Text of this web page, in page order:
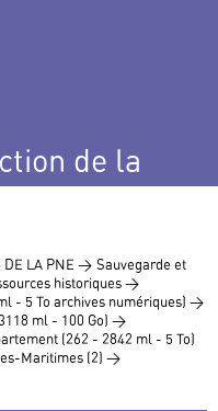
de la
DE LA PNE > Sauvegarde et
historiques >
- 5 To archives numériques) >
ml - 100 Go) >
(262 - 2842 ml - 5 To)
Maritimes (2) >